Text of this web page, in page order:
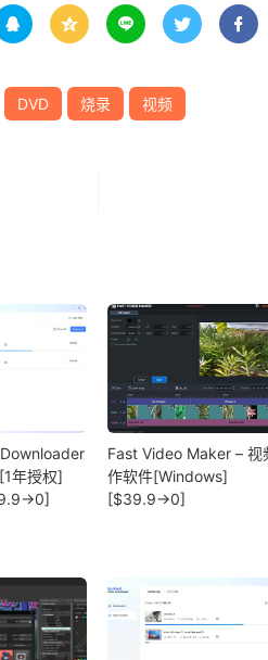
    
DVD 烧录 视频
年授权]
Fast Video Maker – 视
作软件[Windows]
[$39.9→0]